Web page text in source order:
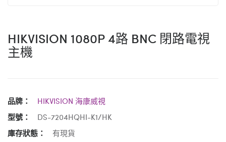
HIKVISION 1080P 4路 BNC 閉路電視
主機
品牌：
HIKVISION 海康威視
型號：
DS-7204HQHI-K1/HK
庫存狀態：
有現貨